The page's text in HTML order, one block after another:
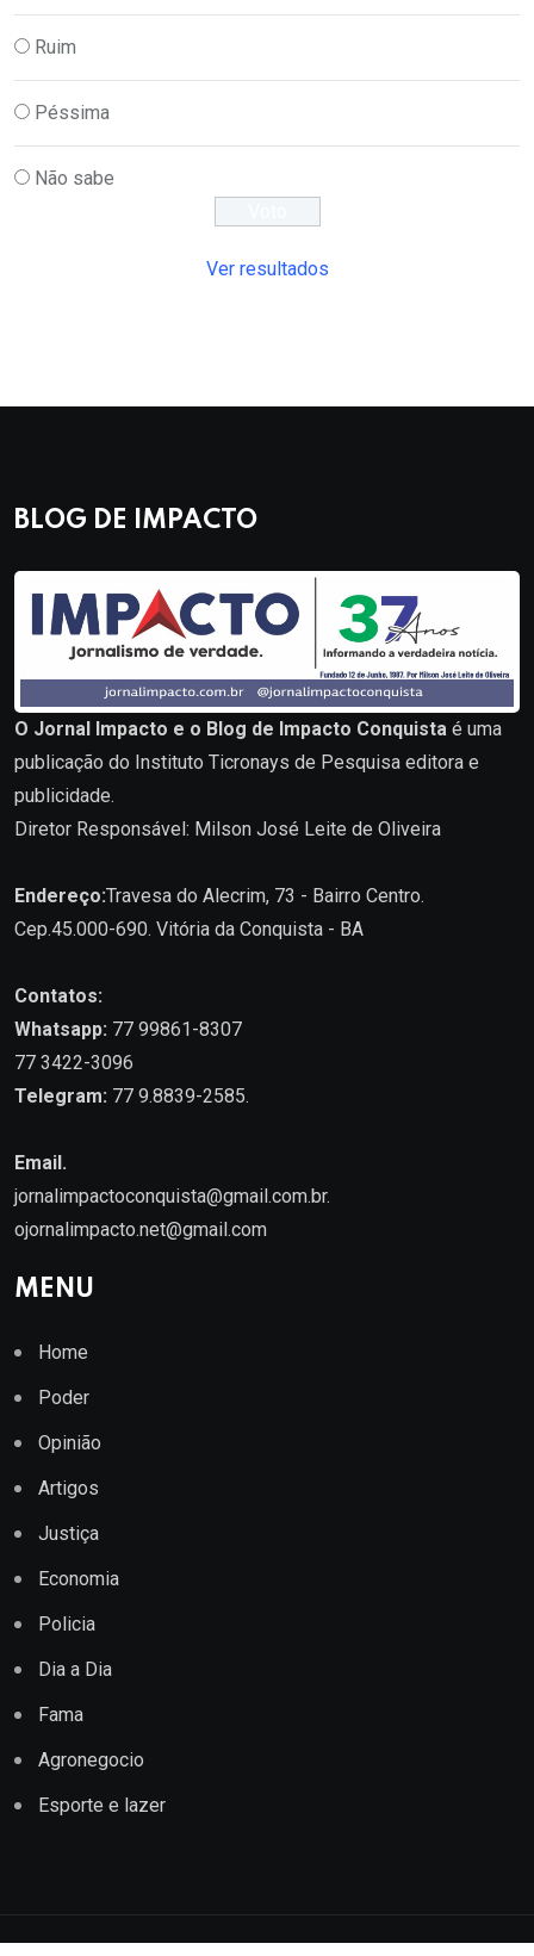
Ruim
Péssima
Não sabe
Ver resultados
BLOG DE IMPACTO
O Jornal Impacto e o Blog de Impacto Conquista é uma
publicação do Instituto Ticronays de Pesquisa editora e
publicidade.
Diretor Responsável: Milson José Leite de Oliveira
Endereço:Travesa do Alecrim, 73 - Bairro Centro.
Cep.45.000-690. Vitória da Conquista - BA
Contatos:
Whatsapp: 77 99861-8307
77 3422-3096
Telegram: 77 9.8839-2585.
Email.
jornalimpactoconquista@gmail.com.br.
ojornalimpacto.net@gmail.com
MENU
Home
Poder
Opinião
Artigos
Justiça
Economia
Policia
Dia a Dia
Fama
Agronegocio
Esporte e lazer